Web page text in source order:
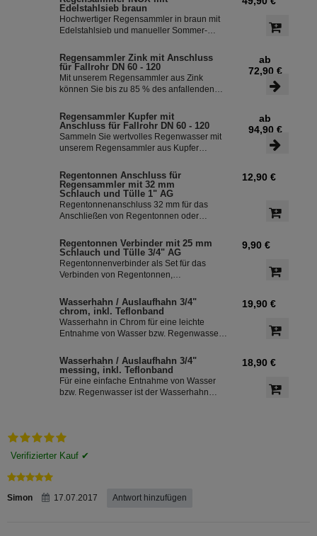
Überlaufstop und leitet zuverlässig
sauberes Regenwasser in ihre
Regentonne. Dieser Fallrohrfilter ist bereits
Edelstahlsieb braun
Hochwertiger Regensammler in braun mit
Edelstahlsieb und manueller Sommer-
INOX verfügt über einen integriertem
Überlaufstop und leitet zuverlässig
sauberes Regenwasser in ihre
Regentonne. Dieser Fallrohrfilter ist bereits
Regensammler Zink mit Anschluss
für Fallrohr DN 60 - 120
Mit unserem Regensammler aus Zink
können Sie bis zu 85 % des anfallenden
Regentonne speichern. Der Regensammler
ist frostsicher und lässt sich durch das
Schiebeteil einfach ein- und ausbauen. Der
flexible Schlauchanschluss mit einer Länge
ab
72,90 €
Regensammler Kupfer mit
Anschluss für Fallrohr DN 60 - 120
Sammeln Sie wertvolles Regenwasser mit
unserem Regensammler aus Kupfer
eine effiziente Nutzung des Regenwassers
und ist einfach zu installieren. Damit
können Sie bis zu 85 % des anfallenden
Regenwassers sammeln und in Ihre
Regentonne leiten.
ab
94,90 €
Regentonnen Anschluss für
Regensammler mit 32 mm
Schlauch und Tülle 1" AG
Regentonnenanschluss 32 mm für das
Anschließen von Regentonnen oder
Schlauchdurchmesser von 32 mm.
12,90 €
Regentonnen Verbinder mit 25 mm
Schlauch und Tülle 3/4" AG
Regentonnenverbinder als Set für das
Verbinden von Regentonnen,
Regenwassertank mit einem
Schlauchdurchmesser von 25 mm
9,90 €
Wasserhahn / Auslaufhahn 3/4"
chrom, inkl. Teflonband
Wasserhahn in Chrom für eine leichte
Entnahme von Wasser bzw. Regenwasser
ein 3/4 Zoll Außengewinde für eine
einfache Montage an der
Regenwassertonne. Das Teflonband
dichtete das Gewinde des Auslaufhahn ab.
19,90 €
Wasserhahn / Auslaufhahn 3/4"
messing, inkl. Teflonband
Für eine einfache Entnahme von Wasser
bzw. Regenwasser ist der Wasserhahn
Ein Teflonband für den Auslaufhahn ist im
18,90 €
Simon 17.07.2017 Antwort hinzufügen